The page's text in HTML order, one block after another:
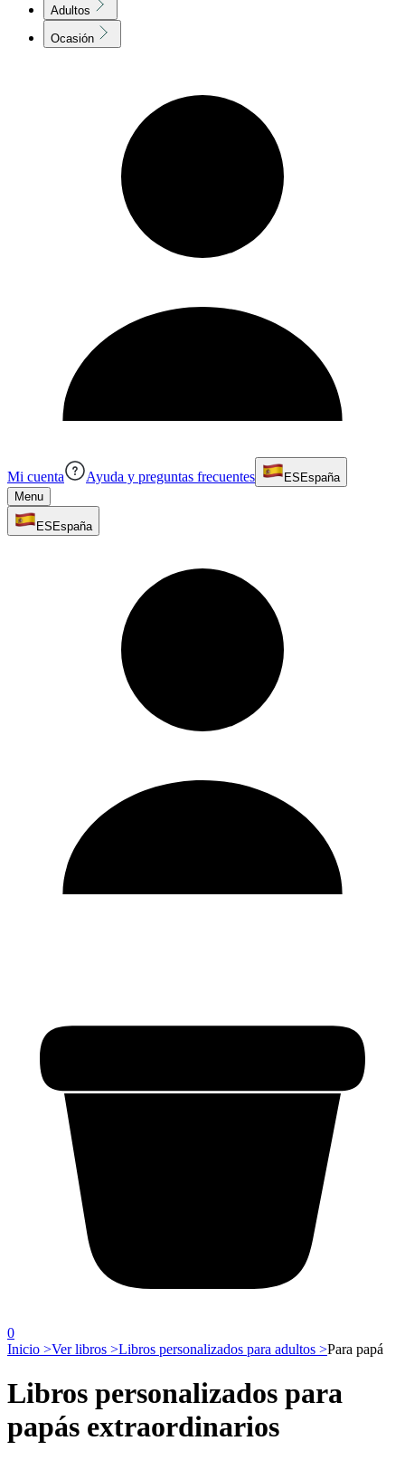
Adultos
Ocasión
Mi cuenta Ayuda y preguntas frecuentes ES España
Menu
ES España
0
Inicio >Ver libros >Libros personalizados para adultos >Para papá
Libros personalizados para
papás extraordinarios